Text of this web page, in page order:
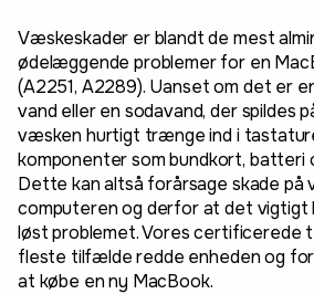
Væskeskader er blandt de mest
ødelæggende problemer for en
(A2251, A2289). Uanset om det er
vand eller en sodavand, der spildes
væsken hurtigt trænge ind i
komponenter som bundkort, batteri
Dette kan altså forårsage skade på
computeren og derfor at det vigtigt
løst problemet. Vores certificerede
fleste tilfælde redde enheden og
at købe en ny MacBook.